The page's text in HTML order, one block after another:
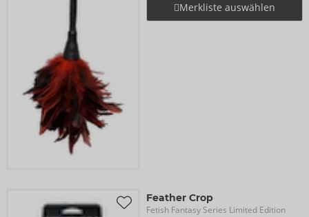
Merkliste auswählen
Feather Crop
Fetish Fantasy Series Limited Edition